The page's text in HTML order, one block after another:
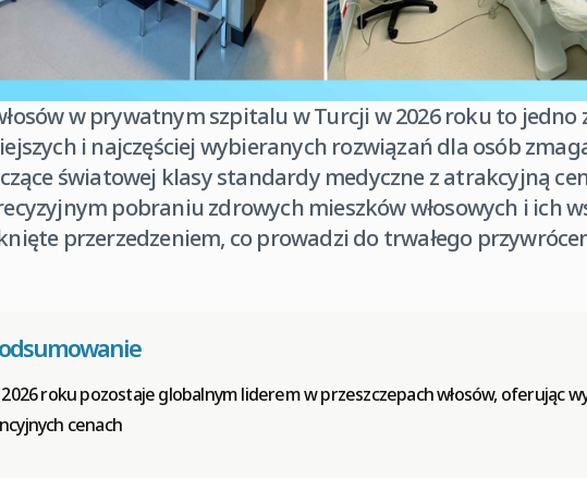
w prywatnym szpitalu w Turcji w 2026 roku to jedno
i najczęściej wybieranych rozwiązań dla osób
światowej klasy standardy medyczne z atrakcyjną
pobraniu zdrowych mieszków włosowych i ich
przerzedzeniem, co prowadzi do trwałego
roku pozostaje globalnym liderem w przeszczepach włosów, oferując
cenach